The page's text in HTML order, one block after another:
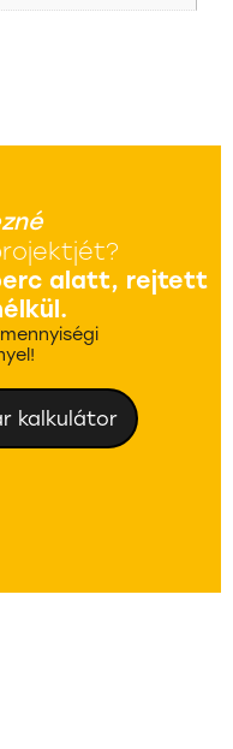
alatt, rejtett
kalkulátor